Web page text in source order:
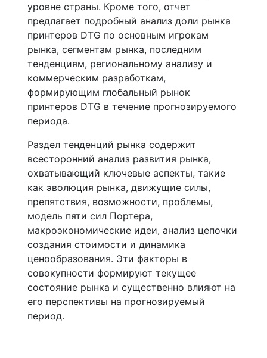
уровне страны. Кроме того, отчет
предлагает подробный анализ доли рынка
принтеров DTG по основным игрокам
рынка, сегментам рынка, последним
тенденциям, региональному анализу и
коммерческим разработкам,
формирующим глобальный рынок
принтеров DTG в течение прогнозируемого
периода.
Раздел тенденций рынка содержит
всесторонний анализ развития рынка,
охватывающий ключевые аспекты, такие
как эволюция рынка, движущие силы,
препятствия, возможности, проблемы,
модель пяти сил Портера,
макроэкономические идеи, анализ цепочки
создания стоимости и динамика
ценообразования. Эти факторы в
совокупности формируют текущее
состояние рынка и существенно влияют на
его перспективы на прогнозируемый
период.